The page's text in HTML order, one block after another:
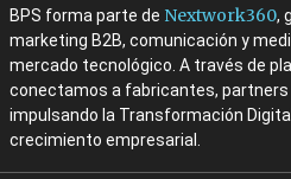
BPS forma parte de Nextwork360,
marketing B2B, comunicación y
mercado tecnológico. A través de
conectamos a fabricantes,
impulsando la Transformación
crecimiento empresarial.